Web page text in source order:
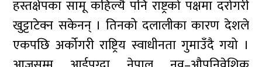
हस्तक्षेपका सामू कहिल्यै पनि राष्ट्रको पक्षमा दरोगरी
खुट्टाटेक्न सकेनन् । तिनको दलालीका कारण देशले
एकपछि अर्कोगरी राष्ट्रिय स्वाधीनता गुमाउँदै गयो ।